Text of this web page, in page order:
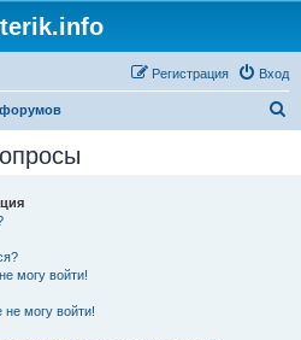
Вход
Регистрация
могу войти!
не могу войти!